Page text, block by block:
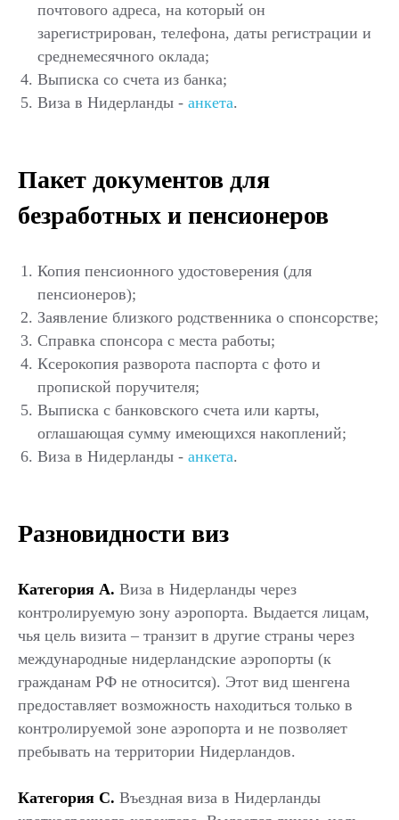
почтового адреса, на который он
зарегистрирован, телефона, даты регистрации и
среднемесячного оклада;
Выписка со счета из банка;
Виза в Нидерланды - анкета.
Пакет документов для
безработных и пенсионеров
Копия пенсионного удостоверения (для
пенсионеров);
Заявление близкого родственника о спонсорстве;
Справка спонсора с места работы;
Ксерокопия разворота паспорта с фото и
пропиской поручителя;
Выписка с банковского счета или карты,
оглашающая сумму имеющихся накоплений;
Виза в Нидерланды - анкета.
Разновидности виз
Категория А. Виза в Нидерланды через
контролируемую зону аэропорта. Выдается лицам,
чья цель визита – транзит в другие страны через
международные нидерландские аэропорты (к
гражданам РФ не относится). Этот вид шенгена
предоставляет возможность находиться только в
контролируемой зоне аэропорта и не позволяет
пребывать на территории Нидерландов.
Категория С. Въездная виза в Нидерланды